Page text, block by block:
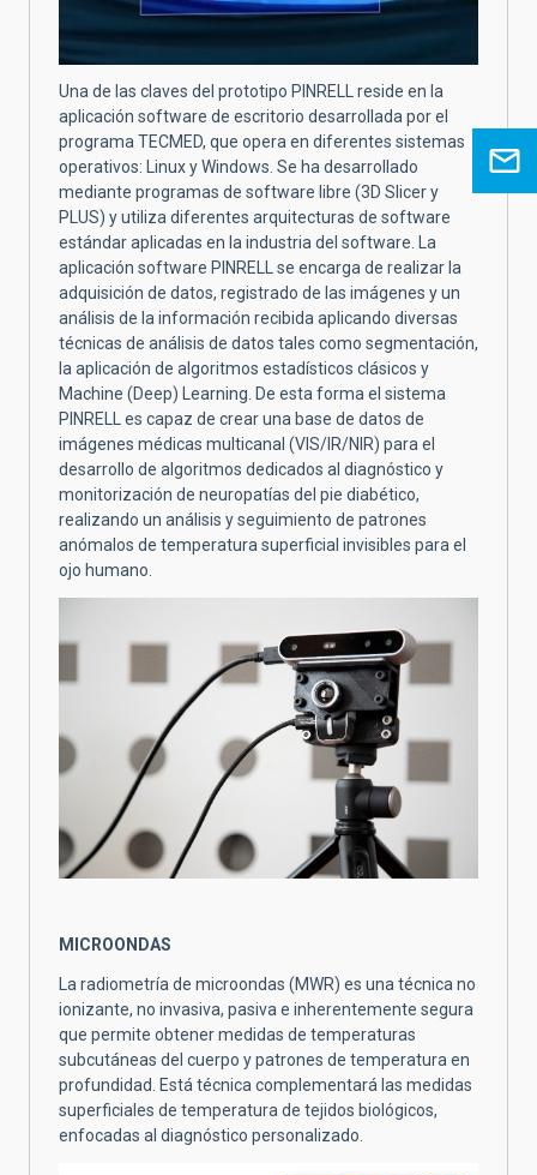
Una de las claves del prototipo PINRELL reside en la
aplicación software de escritorio desarrollada por el
programa TECMED, que opera en diferentes sistemas
operativos: Linux y Windows. Se ha desarrollado
mediante programas de software libre (3D Slicer y
PLUS) y utiliza diferentes arquitecturas de software
estándar aplicadas en la industria del software. La
aplicación software PINRELL se encarga de realizar la
adquisición de datos, registrado de las imágenes y un
análisis de la información recibida aplicando diversas
técnicas de análisis de datos tales como segmentación,
la aplicación de algoritmos estadísticos clásicos y
Machine (Deep) Learning. De esta forma el sistema
PINRELL es capaz de crear una base de datos de
imágenes médicas multicanal (VIS/IR/NIR) para el
desarrollo de algoritmos dedicados al diagnóstico y
monitorización de neuropatías del pie diabético,
realizando un análisis y seguimiento de patrones
anómalos de temperatura superficial invisibles para el
ojo humano.
MICROONDAS
La radiometría de microondas (MWR) es una técnica no
ionizante, no invasiva, pasiva e inherentemente segura
que permite obtener medidas de temperaturas
subcutáneas del cuerpo y patrones de temperatura en
profundidad. Está técnica complementará las medidas
superficiales de temperatura de tejidos biológicos,
enfocadas al diagnóstico personalizado.